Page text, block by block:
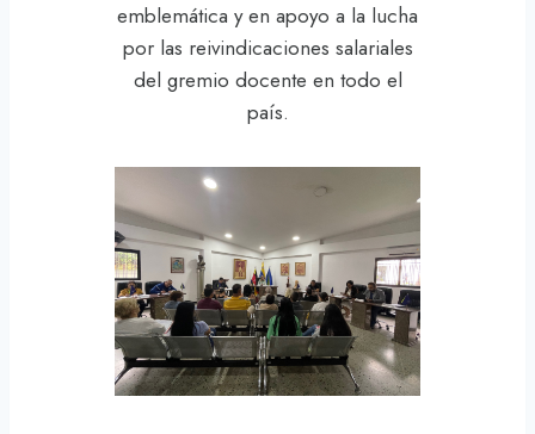
emblemática y en apoyo a la lucha
por las reivindicaciones salariales
del gremio docente en todo el
país.